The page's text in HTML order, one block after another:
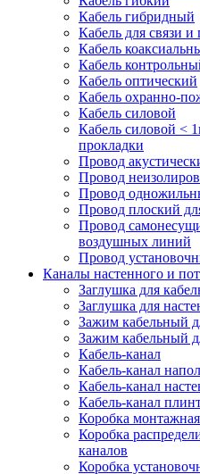
Кабель гибридный
Кабель для связи
Кабель
Кабель
Кабель оптический
Кабель охранно-
Кабель силовой
Кабель силовой <
прокладки
Провод
Провод
Провод
Провод плоский
Провод
воздушных линий
Провод
Каналы настенного и
Заглушка для
Заглушка для
Зажим кабельный
Зажим кабельный
Кабель-канал
Кабель-канал
Кабель-канал
Кабель-канал
Коробка монтажная
Коробка
каналов
Коробка